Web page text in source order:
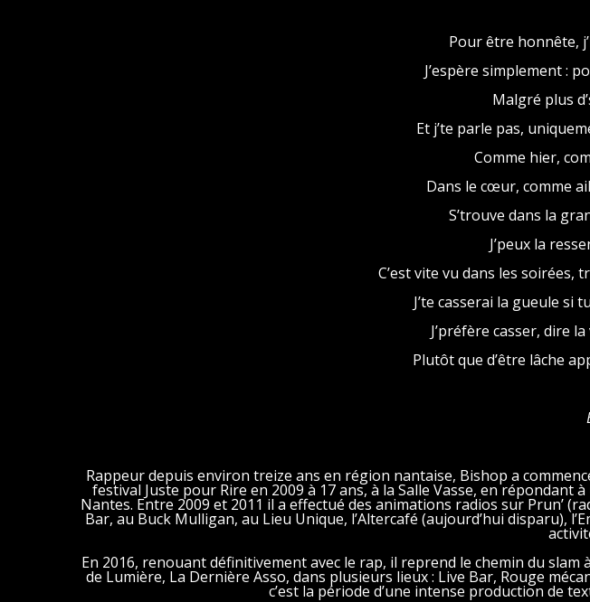
Pour être honnête,
J’espère simplement :
Malgré plus
Et j’te parle pas,
Comme hier,
Dans le cœur, comme
S’trouve dans la
J’peux la
C’est vite vu dans les
J’te casserai la gueule si
J’préfère casser, dire
Plutôt que d’être lâche
Rappeur depuis environ treize ans en région nantaise, Bishop a
festival Juste pour Rire en 2009 à 17 ans, à la Salle Vasse, en
Nantes. Entre 2009 et 2011 il a effectué des animations radios sur Prun’
Bar, au Buck Mulligan, au Lieu Unique, l’Altercafé (aujourd’hui disparu),
En 2016, renouant définitivement avec le rap, il reprend le chemin du
de Lumière, La Dernière Asso, dans plusieurs lieux : Live Bar, Rouge
c’est la période d’une intense production de